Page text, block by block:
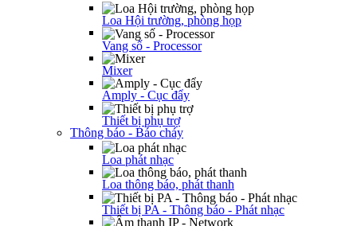
Loa Hội trường, phòng họp
Vang số - Processor
Mixer
Amply - Cục đẩy
Thiết bị phụ trợ
Thông báo - Báo cháy
Loa phát nhạc
Loa thông báo, phát thanh
Thiết bị PA - Thông báo - Phát nhạc